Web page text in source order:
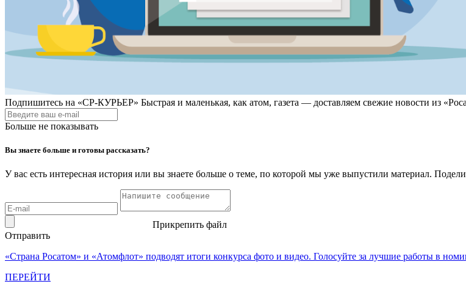
Подпишитесь на «СР-КУРЬЕР» Быстрая и маленькая, как атом, газета — доставляем свежие новости из
Больше не показывать
Вы знаете больше и готовы рассказать?
У вас есть интересная история или вы знаете больше о теме, по которой мы уже выпустили материал.
Прикрепить файл
Отправить
«Страна Росатом» и «Атомфлот» подводят итоги конкурса фото и видео. Голосуйте за лучшие работы в
ПЕРЕЙТИ